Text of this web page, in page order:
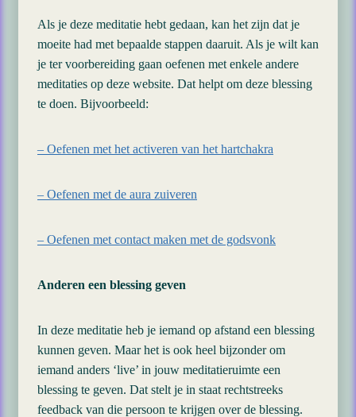
Als je deze meditatie hebt gedaan, kan het zijn dat je
moeite had met bepaalde stappen daaruit. Als je wilt kan
je ter voorbereiding gaan oefenen met enkele andere
meditaties op deze website. Dat helpt om deze blessing
te doen. Bijvoorbeeld:
– Oefenen met het activeren van het hartchakra
– Oefenen met de aura zuiveren
– Oefenen met contact maken met de godsvonk
Anderen een blessing geven
In deze meditatie heb je iemand op afstand een blessing
kunnen geven. Maar het is ook heel bijzonder om
iemand anders ‘live’ in jouw meditatieruimte een
blessing te geven. Dat stelt je in staat rechtstreeks
feedback van die persoon te krijgen over de blessing.